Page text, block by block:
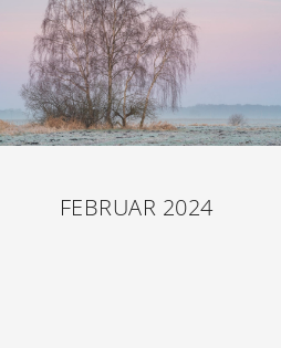
FEBRUAR 2024